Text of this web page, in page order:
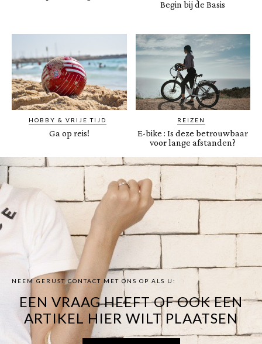
Begin bij de Basis
HOBBY & VRIJE TIJD
Ga op reis!
REIZEN
E-bike : Is deze betrouwbaar
voor lange afstanden?
NEEM GERUST CONTACT MET ONS OP ALS U:
EEN VRAAG HEEFT OF OOK EEN
ARTIKEL HIER WILT PLAATSEN